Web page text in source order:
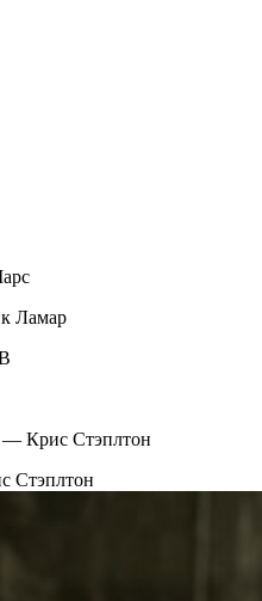
Ламар
— Крис Стэплтон
Стэплтон